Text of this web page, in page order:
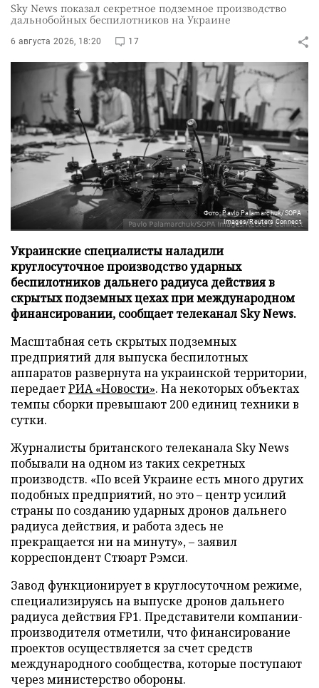
Sky News показал секретное подземное производство
дальнобойных беспилотников на Украине
6 августа 2026, 18:20 17
Фото: Pavlo Palamarchuk/SOPA
Images/Reuters Connect
Украинские специалисты наладили
круглосуточное производство ударных
беспилотников дальнего радиуса действия в
скрытых подземных цехах при международном
финансировании, сообщает телеканал Sky News.
Масштабная сеть скрытых подземных
предприятий для выпуска беспилотных
аппаратов развернута на украинской территории,
передаетРИА «Новости». На некоторых объектах
темпы сборки превышают 200 единиц техники в
сутки.
Журналисты британского телеканала Sky News
побывали на одном из таких секретных
производств. «По всей Украине есть много других
подобных предприятий, но это – центр усилий
страны по созданию ударных дронов дальнего
радиуса действия, и работа здесь не
прекращается ни на минуту», – заявил
корреспондент Стюарт Рэмси.
Завод функционирует в круглосуточном режиме,
специализируясь на выпуске дронов дальнего
радиуса действия FP1. Представители компании-
производителя отметили, что финансирование
проектов осуществляется за счет средств
международного сообщества, которые поступают
через министерство обороны.